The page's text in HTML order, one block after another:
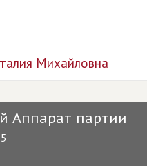
Михайловна
Аппарат партии